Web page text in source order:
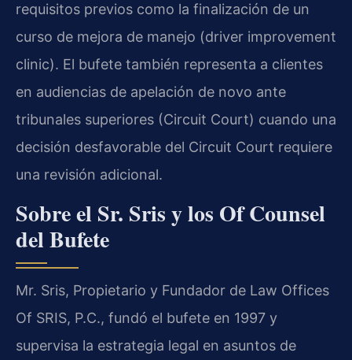
requisitos previos como la finalización de un
curso de mejora de manejo (driver improvement
clinic). El bufete también representa a clientes
en audiencias de apelación de novo ante
tribunales superiores (Circuit Court) cuando una
decisión desfavorable del Circuit Court requiere
una revisión adicional.
Sobre el Sr. Sris y los Of Counsel
del Bufete
Mr. Sris, Propietario y Fundador de Law Offices
Of SRIS, P.C., fundó el bufete en 1997 y
supervisa la estrategia legal en asuntos de